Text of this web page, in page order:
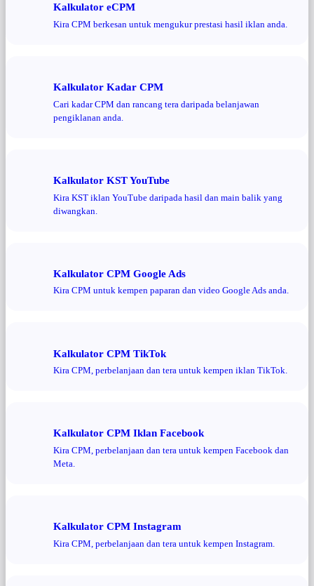
Kalkulator eCPM
Kira CPM berkesan untuk mengukur prestasi hasil iklan anda.
Kalkulator Kadar CPM
Cari kadar CPM dan rancang tera daripada belanjawan
pengiklanan anda.
Kalkulator KST YouTube
Kira KST iklan YouTube daripada hasil dan main balik yang
diwangkan.
Kalkulator CPM Google Ads
Kira CPM untuk kempen paparan dan video Google Ads anda.
Kalkulator CPM TikTok
Kira CPM, perbelanjaan dan tera untuk kempen iklan TikTok.
Kalkulator CPM Iklan Facebook
Kira CPM, perbelanjaan dan tera untuk kempen Facebook dan
Meta.
Kalkulator CPM Instagram
Kira CPM, perbelanjaan dan tera untuk kempen Instagram.